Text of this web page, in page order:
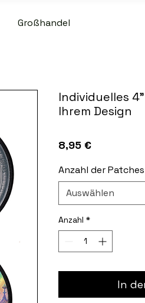
Großhandel
Individuelles
Ihrem Design
8,95 €Preis
Anzahl der Patches
Auswählen
Anzahl *
In